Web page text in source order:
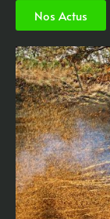
Nos Actus